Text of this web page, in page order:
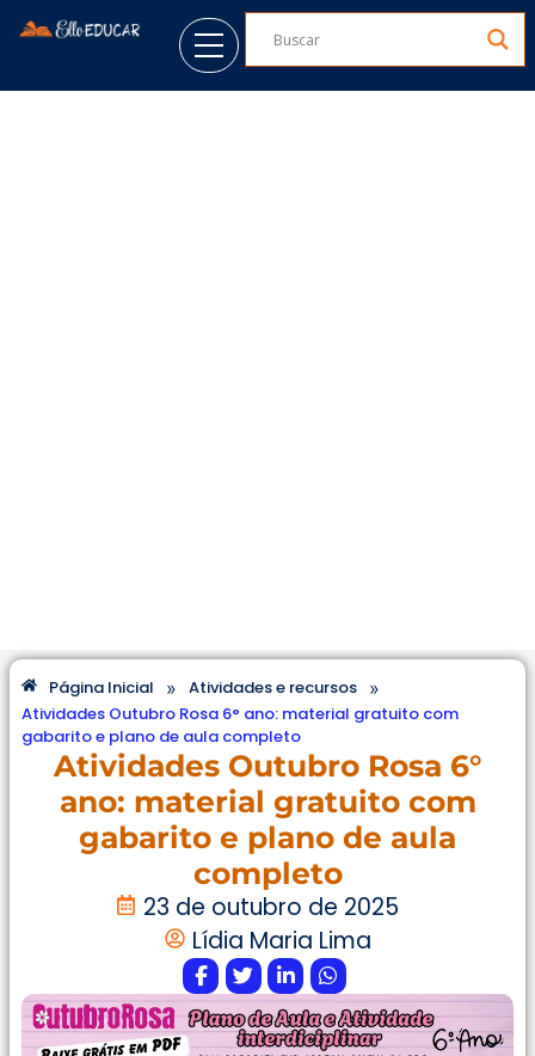
Página Inicial » Atividades e recursos »
Atividades Outubro Rosa 6° ano: material gratuito com
gabarito e plano de aula completo
Atividades Outubro Rosa 6°
ano: material gratuito com
gabarito e plano de aula
completo
23 de outubro de 2025
Lídia Maria Lima